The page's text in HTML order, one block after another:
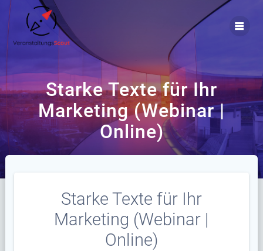
Starke Texte für Ihr
Marketing (Webinar |
Online)
Starke Texte für Ihr
Marketing (Webinar |
Online)